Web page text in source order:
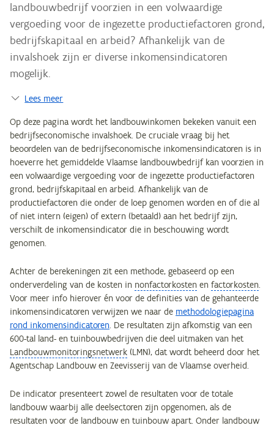
landbouwbedrijf voorzien in een volwaardige
vergoeding voor de ingezette productiefactoren grond,
bedrijfskapitaal en arbeid? Afhankelijk van de
invalshoek zijn er diverse inkomensindicatoren
mogelijk.
Lees meer
Op deze pagina wordt het landbouwinkomen bekeken vanuit een
bedrijfseconomische invalshoek. De cruciale vraag bij het
beoordelen van de bedrijfseconomische inkomensindicatoren is in
hoeverre het gemiddelde Vlaamse landbouwbedrijf kan voorzien in
een volwaardige vergoeding voor de ingezette productiefactoren
grond, bedrijfskapitaal en arbeid. Afhankelijk van de
productiefactoren die onder de loep genomen worden en of die al
of niet intern (eigen) of extern (betaald) aan het bedrijf zijn,
verschilt de inkomensindicator die in beschouwing wordt
genomen.
Achter de berekeningen zit een methode, gebaseerd op een
onderverdeling van de kosten in nonfactorkosten en factorkosten.
Voor meer info hierover én voor de definities van de gehanteerde
inkomensindicatoren verwijzen we naar de methodologiepagina
rond inkomensindicatoren. De resultaten zijn afkomstig van een
600-tal land- en tuinbouwbedrijven die deel uitmaken van het
Landbouwmonitoringsnetwerk (LMN), dat wordt beheerd door het
Agentschap Landbouw en Zeevisserij van de Vlaamse overheid.
De indicator presenteert zowel de resultaten voor de totale
landbouw waarbij alle deelsectoren zijn opgenomen, als de
resultaten voor de landbouw en tuinbouw apart. Onder landbouw